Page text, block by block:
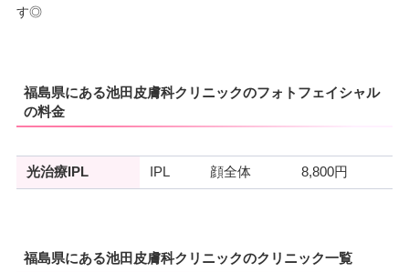
す◎
福島県にある池田皮膚科クリニックのフォトフェイシャル
の料金
光治療IPL IPL 顔全体 8,800円
福島県にある池田皮膚科クリニックのクリニック一覧